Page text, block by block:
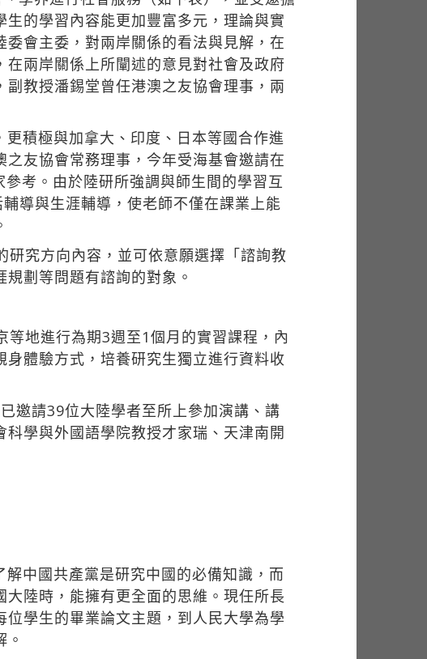
的學習內容能更加豐富多元，理論與實
會主委，對兩岸關係的看法與見解，在
兩岸關係上所闡述的意見對社會及政府
教授潘錫堂曾任港澳之友協會理事，兩
積極與加拿大、印度、日本等國合作進
友協會常務理事，今年受海基會邀請在
考。由於陸研所強調與師生間的學習互
導與生涯輔導，使老師不僅在課業上能
究方向內容，並可依意願選擇「諮詢教
劃等問題有諮詢的對象。
地進行為期3週至1個月的實習課程，內
體驗方式，培養研究生獨立進行資料收
邀請39位大陸學者至所上參加演講、講
學與外國語學院教授才家瑞、天津南開
中國共產黨是研究中國的必備知識，而
陸時，能擁有更全面的思維。現任所長
學生的畢業論文主題，到人民大學為學